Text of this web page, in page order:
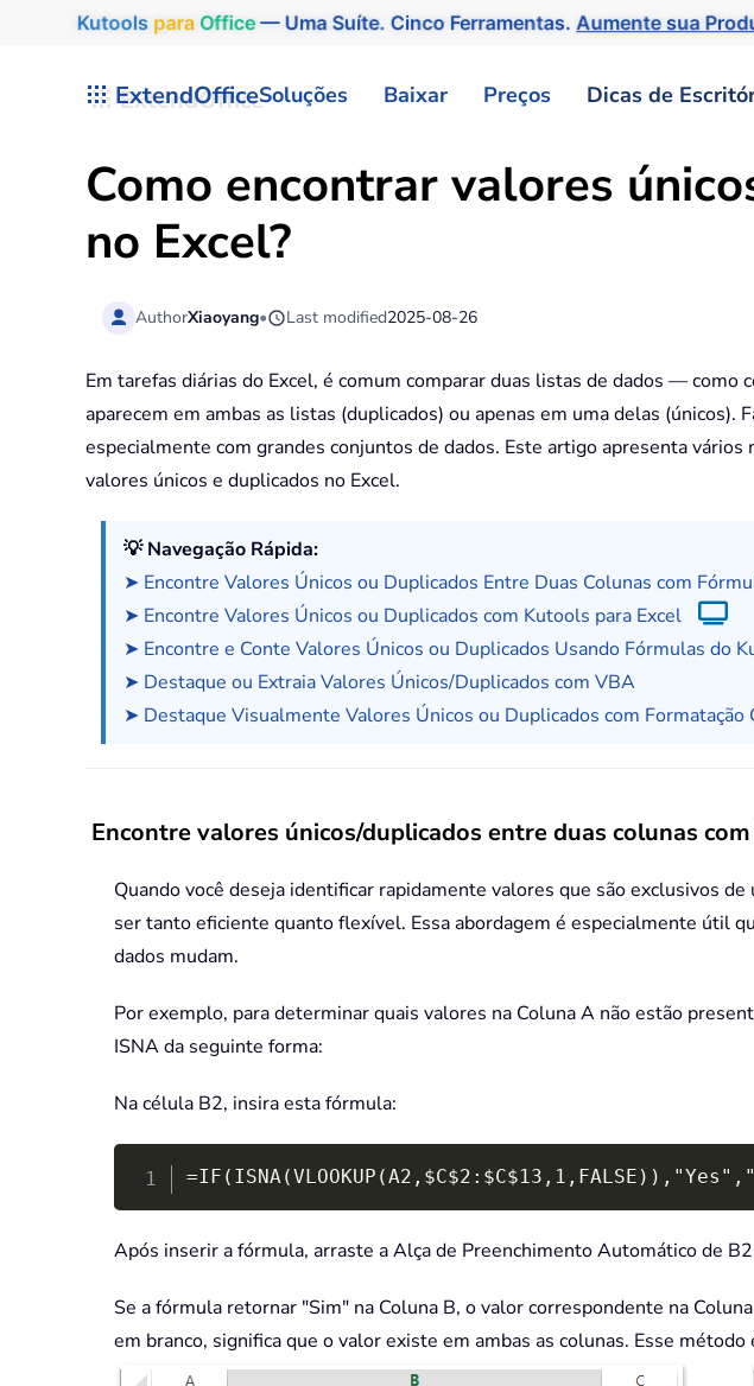
Kutools para Office— Uma Suíte. Cinco Ferramentas.Aumente sua
ExtendOfficeSoluções Baixar Preços Dicas de
Como encontrar valores
no Excel?
AuthorXiaoyang• Last modified2025-08-26
Em tarefas diárias do Excel, é comum comparar duas listas de dados —
aparecem em ambas as listas (duplicados) ou apenas em uma delas
especialmente com grandes conjuntos de dados. Este artigo apresenta
valores únicos e duplicados no Excel.
💡 Navegação Rápida:
➤ Encontre Valores Únicos ou Duplicados Entre Duas Colunas com
➤ Encontre Valores Únicos ou Duplicados com Kutools para Excel
➤ Encontre e Conte Valores Únicos ou Duplicados Usando Fórmulas do
➤ Destaque ou Extraia Valores Únicos/Duplicados com VBA
➤ Destaque Visualmente Valores Únicos ou Duplicados com Formatação
Encontre valores únicos/duplicados entre duas colunas
Quando você deseja identificar rapidamente valores que são exclusivos
ser tanto eficiente quanto flexível. Essa abordagem é especialmente útil
dados mudam.
Por exemplo, para determinar quais valores na Coluna A não estão
ISNA da seguinte forma:
Na célula B2, insira esta fórmula:
Após inserir a fórmula, arraste a Alça de Preenchimento Automático de
Se a fórmula retornar "Sim" na Coluna B, o valor correspondente na
em branco, significa que o valor existe em ambas as colunas. Esse